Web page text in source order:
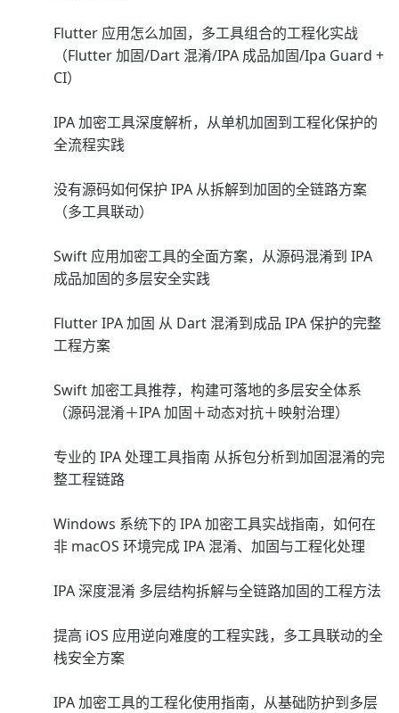
Flutter 应用怎么加固，多工具组合的工程化实战
（Flutter 加固/Dart 混淆/IPA 成品加固/Ipa Guard +
CI）
IPA 加密工具深度解析，从单机加固到工程化保护的
全流程实践
没有源码如何保护 IPA 从拆解到加固的全链路方案
（多工具联动）
Swift 应用加密工具的全面方案，从源码混淆到 IPA
成品加固的多层安全实践
Flutter IPA 加固 从 Dart 混淆到成品 IPA 保护的完整
工程方案
Swift 加密工具推荐，构建可落地的多层安全体系
（源码混淆＋IPA 加固＋动态对抗＋映射治理）
专业的 IPA 处理工具指南 从拆包分析到加固混淆的完
整工程链路
Windows 系统下的 IPA 加密工具实战指南，如何在
非 macOS 环境完成 IPA 混淆、加固与工程化处理
IPA 深度混淆 多层结构拆解与全链路加固的工程方法
提高 iOS 应用逆向难度的工程实践，多工具联动的全
栈安全方案
IPA 加密工具的工程化使用指南，从基础防护到多层